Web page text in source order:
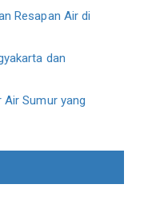
Resapan Air di
dan
Sumur yang